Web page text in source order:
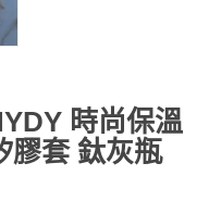
時尚保溫
膠套 鈦灰瓶